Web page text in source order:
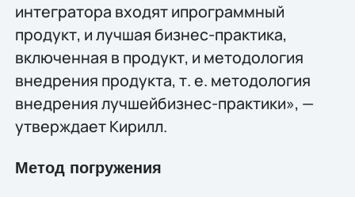
интегратора входят ипрограммный
продукт, и лучшая бизнес-практика,
включенная в продукт, и методология
внедрения продукта, т. е. методология
внедрения лучшейбизнес-практики», —
утверждает Кирилл.
Метод погружения